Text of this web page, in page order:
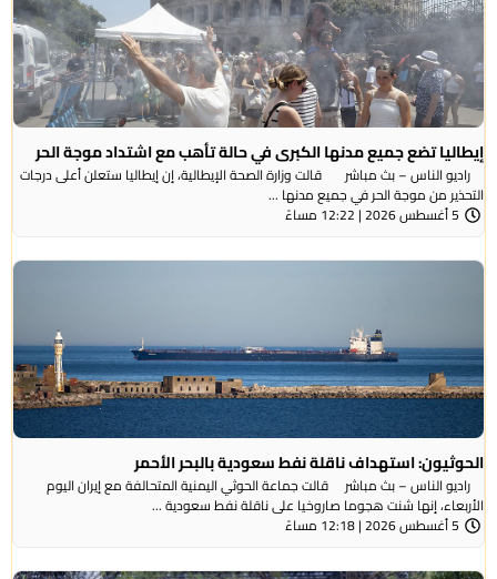
إيطاليا تضع جميع مدنها الكبرى في حالة تأهب مع اشتداد موجة الحر
راديو الناس – بث مباشر قالت وزارة الصحة الإيطالية، إن إيطاليا ستعلن أعلى درجات
التحذير من موجة ​الحر في جميع مدنها ...
5 أغسطس 2026 | 12:22 مساءً
الحوثيون: استهداف ناقلة نفط سعودية بالبحر الأحمر
راديو الناس – بث مباشر قالت جماعة الحوثي ​اليمنية المتحالفة ​مع إيران اليوم
الأربعاء، ⁠إنها شنت ​هجوما صاروخيا على ​ناقلة نفط سعودية ...
5 أغسطس 2026 | 12:18 مساءً